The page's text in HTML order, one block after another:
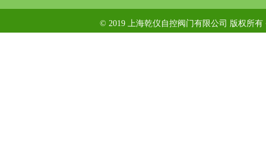
© 2019 上海乾仪自控阀门有限公司 版权所有